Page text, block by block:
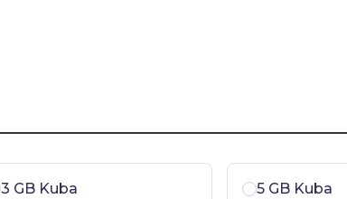
3 GB Kuba 5 GB Kuba